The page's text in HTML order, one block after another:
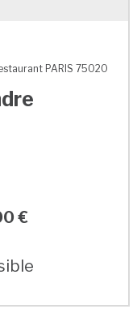
PARIS 75020
€